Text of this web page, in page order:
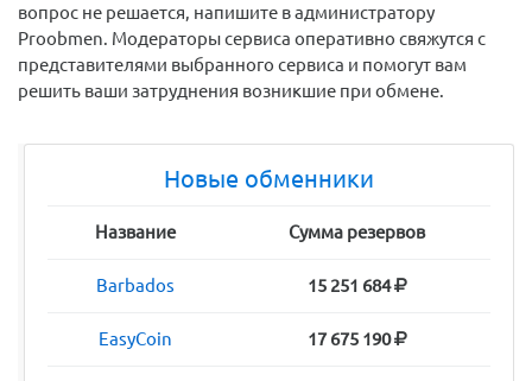
вопрос не решается, напишите в администратору
Proobmen. Модераторы сервиса оперативно свяжутся с
представителями выбранного сервиса и помогут вам
решить ваши затруднения возникшие при обмене.
Новые обменники
Название Сумма резервов
Barbados 15 251 684
EasyCoin 17 675 190